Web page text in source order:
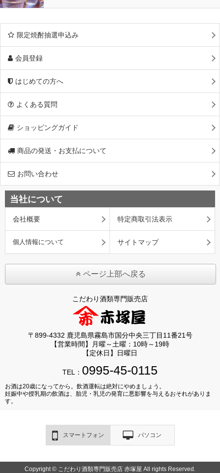
限定焼酎抽選申込み
会員登録
はじめての方へ
よくある質問
ショッピングガイド
商品の発送・お支払について
お問い合わせ
当社について
会社概要 特定商取引法表示
個人情報について サイトマップ
ページ上部へ戻る
こだわり酒類専門販売店
〒899-4332 鹿児島県霧島市国分中央三丁目11番21号
【営業時間】月曜～土曜：10時～19時
【定休日】日曜日
TEL： 0995-45-0115
お酒は20歳になってから。飲酒運転は絶対にやめましょう。
妊娠中や授乳期の飲酒は、胎児・乳児の発育に悪影響を与えるおそれがありま
す。
スマートフォン パソコン
Copyright © こだわり酒類専門販売店 赤塚屋 All rights Reserved.